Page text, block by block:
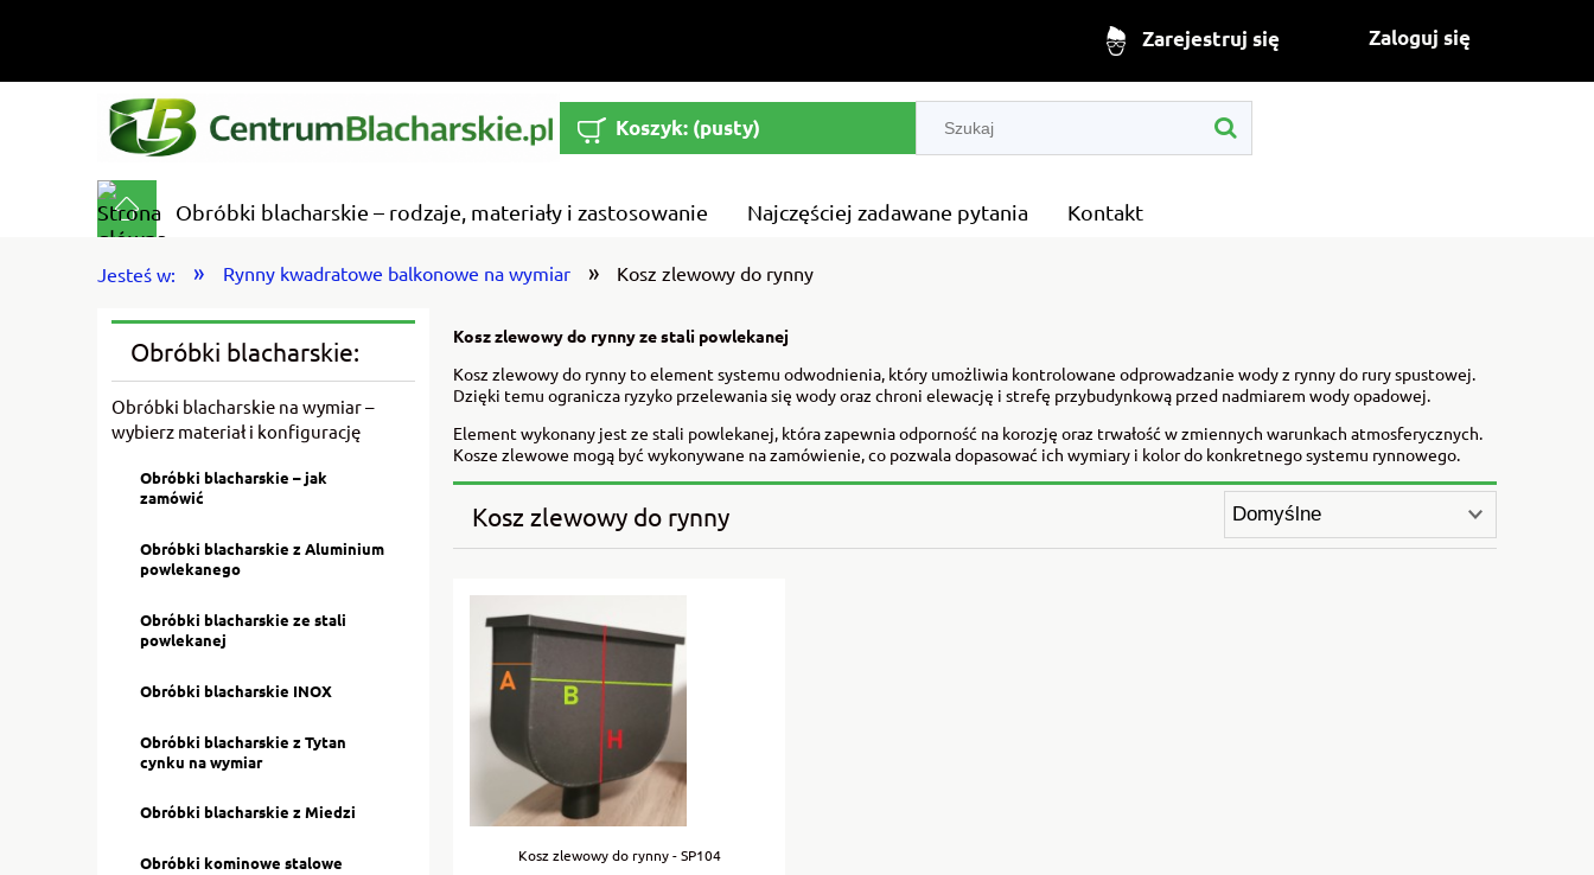
Zarejestruj się Zaloguj się
Koszyk: (pusty)
Obróbki blacharskie – rodzaje, materiały i zastosowanie Najczęściej zadawane pytania Kontakt
Jesteś w: » Rynny kwadratowe balkonowe na wymiar » Kosz zlewowy do rynny
Obróbki blacharskie:
Obróbki blacharskie na wymiar –
wybierz materiał i konfigurację
Obróbki blacharskie – jak
zamówić
Obróbki blacharskie z Aluminium
powlekanego
Obróbki blacharskie ze stali
powlekanej
Obróbki blacharskie INOX
Obróbki blacharskie z Tytan
cynku na wymiar
Obróbki blacharskie z Miedzi
Obróbki kominowe stalowe
Kosz zlewowy do rynny ze stali powlekanej
Kosz zlewowy do rynny to element systemu odwodnienia, który umożliwia kontrolowane odprowadzanie wody z rynny do rury spustowej.
Dzięki temu ogranicza ryzyko przelewania się wody oraz chroni elewację i strefę przybudynkową przed nadmiarem wody opadowej.
Element wykonany jest ze stali powlekanej, która zapewnia odporność na korozję oraz trwałość w zmiennych warunkach atmosferycznych.
Kosze zlewowe mogą być wykonywane na zamówienie, co pozwala dopasować ich wymiary i kolor do konkretnego systemu rynnowego.
Kosz zlewowy do rynny
Kosz zlewowy do rynny - SP104